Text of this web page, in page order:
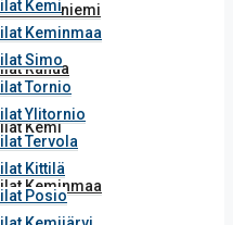
Rovaniemi
Ranua
Kemi
Keminmaa
Kemi
Keminmaa
Simo
Tornio
Ylitornio
Tervola
Kittilä
Posio